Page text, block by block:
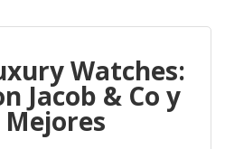
Watches:
Jacob & Co y